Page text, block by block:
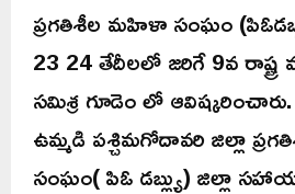
ప్రగతిశీల మహిళా సంఘం
23 24 తేదీలలో జరిగే 9వ
సమిశ్ర గూడెం లో
ఉమ్మడి పశ్చిమగోదావరి జిల్లా
సంఘం( పిఓ డబ్ల్యు) జిల్లా